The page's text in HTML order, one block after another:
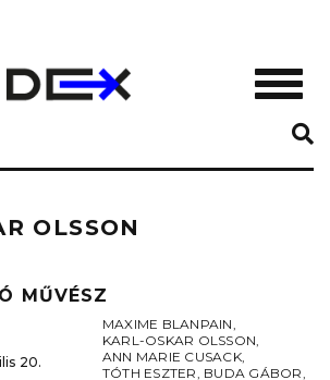
OLSSON
MŰVÉSZ
20.
MAXIME BLANPAIN,
KARL-OSKAR OLSSON,
ANN MARIE CUSACK,
TÓTH ESZTER, BUDA GÁBOR,